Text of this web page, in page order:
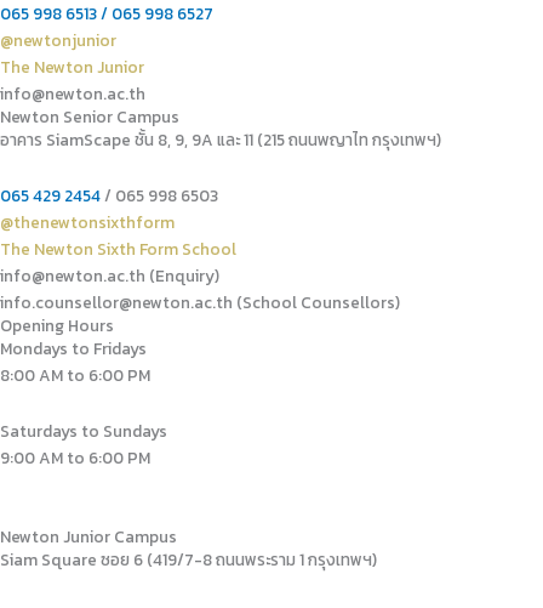
065 998 6513 / 065 998 6527
@newtonjunior
The Newton Junior
info@newton.ac.th
Newton Senior Campus
อาคาร SiamScape ชั้น 8, 9, 9A และ 11 (215 ถนนพญาไท กรุงเทพฯ)
065 429 2454/ 065 998 6503
@thenewtonsixthform
The Newton Sixth Form School
info@newton.ac.th (Enquiry)
info.counsellor@newton.ac.th (School Counsellors)​
Opening Hours
Mondays to Fridays
8:00 AM to 6:00 PM
Saturdays to Sundays
9:00 AM to 6:00 PM
Newton Junior Campus
Siam Square ซอย 6 (419/7-8 ถนนพระราม 1 กรุงเทพฯ)